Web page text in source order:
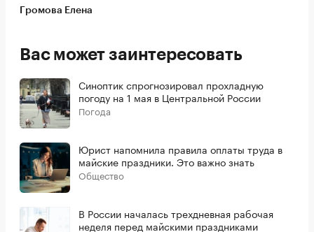
Громова Елена
Вас может заинтересовать
Синоптик спрогнозировал прохладную
погоду на 1 мая в Центральной России
Погода
Юрист напомнила правила оплаты труда в
майские праздники. Это важно знать
Общество
В России началась трехдневная рабочая
неделя перед майскими праздниками